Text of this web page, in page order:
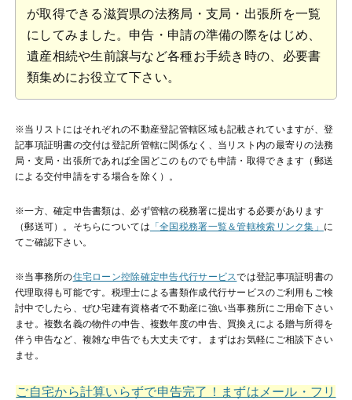
が取得できる滋賀県の法務局・支局・出張所を一覧
にしてみました。申告・申請の準備の際をはじめ、
遺産相続や生前譲与など各種お手続き時の、必要書
類集めにお役立て下さい。
※当リストにはそれぞれの不動産登記管轄区域も記載されていますが、登
記事項証明書の交付は登記所管轄に関係なく、当リスト内の最寄りの法務
局・支局・出張所であれば全国どこのものでも申請・取得できます（郵送
による交付申請をする場合を除く）。
※一方、確定申告書類は、必ず管轄の税務署に提出する必要があります
（郵送可）。そちらについては 「全国税務署一覧＆管轄検索リンク集」 に
てご確認下さい。
※当事務所の住宅ローン控除確定申告代行サービスでは登記事項証明書の
代理取得も可能です。税理士による書類作成代行サービスのご利用もご検
討中でしたら、ぜひ宅建有資格者で不動産に強い当事務所にご用命下さい
ませ。複数名義の物件の申告、複数年度の申告、買換えによる贈与所得を
伴う申告など、複雑な申告でも大丈夫です。まずはお気軽にご相談下さい
ませ。
ご自宅から計算いらずで申告完了！まずはメール・フリ